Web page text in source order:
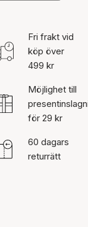
Fri frakt vid
köp över
499 kr
Möjlighet till
för 29 kr
60 dagars
returrätt